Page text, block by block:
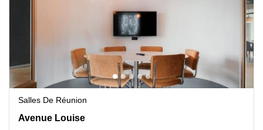
Salles De Réunion
Avenue Louise 54, Ixelles
Avenue Louise